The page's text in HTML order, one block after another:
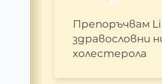
Препоръчвам
здравословни
холестерола